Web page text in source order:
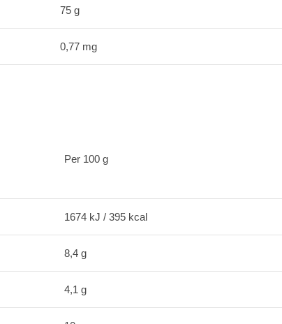
75 g
0,77 mg
Per 100 g
1674 kJ / 395 kcal
8,4 g
4,1 g